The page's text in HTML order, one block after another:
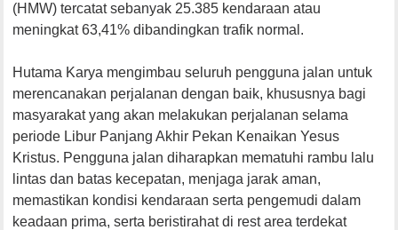
(HMW) tercatat sebanyak 25.385 kendaraan atau
meningkat 63,41% dibandingkan trafik normal.
Hutama Karya mengimbau seluruh pengguna jalan untuk
merencanakan perjalanan dengan baik, khususnya bagi
masyarakat yang akan melakukan perjalanan selama
periode Libur Panjang Akhir Pekan Kenaikan Yesus
Kristus. Pengguna jalan diharapkan mematuhi rambu lalu
lintas dan batas kecepatan, menjaga jarak aman,
memastikan kondisi kendaraan serta pengemudi dalam
keadaan prima, serta beristirahat di rest area terdekat